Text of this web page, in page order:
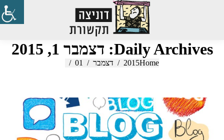
Search:
Daily Archives: דצמבר 1, 2015
You are here:
Home
2015 דצמבר 01